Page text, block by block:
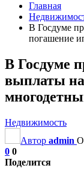
Главная
В Госдуме
погашение
В Госдуме
выплаты
Недвижимость
Автор admin
0 0
Поделится